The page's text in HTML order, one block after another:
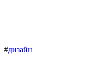
#дизайн